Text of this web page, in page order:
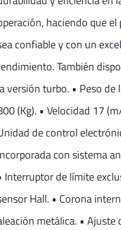
haciendo que
confiable y con un
También
versión turbo. • Peso de
(Kg). • Velocidad 17
de control
con sistema
Interruptor de límite
Hall. • Corona
metálica. • Ajuste